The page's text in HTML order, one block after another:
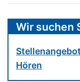
Wir suchen
Hören